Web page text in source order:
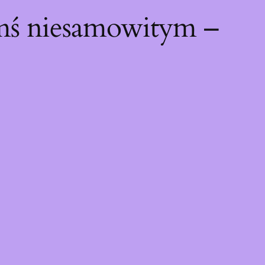
niesamowitym –